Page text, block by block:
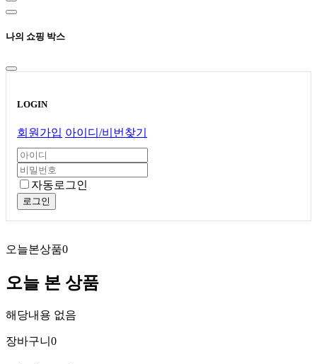
나의 쇼핑 박스
LOGIN
회원가입 아이디/비번찾기
자동로그인
로그인
오늘본상품0
오늘 본 상품
해당내용 없음
장바구니 0